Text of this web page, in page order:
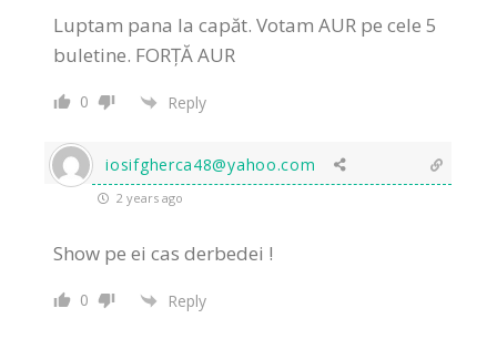
Luptam pana la capăt. Votam AUR pe cele 5
buletine. FORȚĂ AUR
0 Reply
iosifgherca48@yahoo.com
2 years ago
Show pe ei cas derbedei !
0 Reply